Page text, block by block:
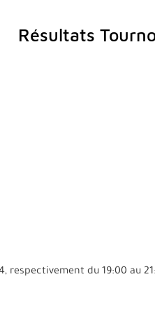
Résultats
respectivement du 19:00 au